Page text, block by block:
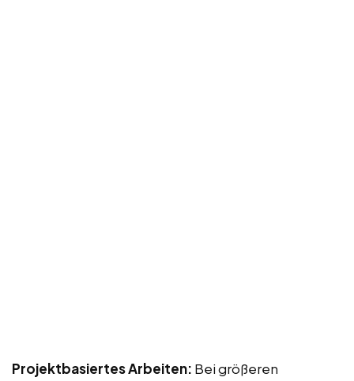
Projektbasiertes Arbeiten: Bei größeren